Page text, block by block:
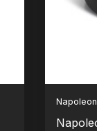
Napoleon